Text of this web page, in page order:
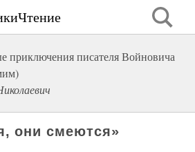
приключения писателя Войновича
они смеются»